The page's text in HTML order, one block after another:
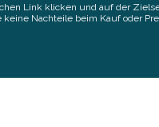
Link klicken und auf der
Nachteile beim Kauf oder